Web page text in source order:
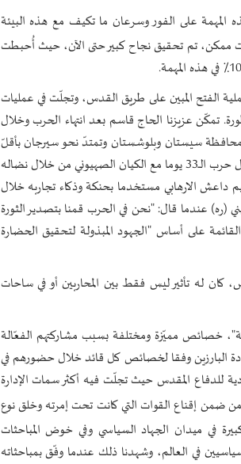
المهمة على الفور وسرعان ما تكيف مع هذه البيئة
وقت ممكن، تم تحقيق نجاح كبير حتى الآن، حيث أُحبطت
الفتح المبين على طريق القدس، وتجلّت في عمليات
5 نشهد بشكل مباشر قدراتهم المتطورة. تمكّن عزيزنا الحاج قاسم بعد انتهاء الحرب وخلال
محافظة سيستان وبلوشستان وتمتدّ نحو سيرجان بأقلّ
تكلفة وبأكثر الوسائل المتاحة و قواته و من ضمن الاستفادة من مشاركة أهالي المنطقة، كما تألّق خلال حرب الــ33 يوما مع الكيان الصهيوني من خلال نضاله
داعش الارهابي مستخدما بحنكة وذكاء تجاربه خلال
(ره) عندما قال: "نحن في الحرب قمنا بتصدير الثورة
على أساس "الجهود المبذولة لتحقيق الحضارة
كان له تأثير ليس فقط بين المحاربين أو في ساحات
خصائص مميّزة ومختلفة بسبب مشاركتهم الفعّالة
البارزين وفقا لخصائص كل قائد خلال حضورهم في
للدفاع المقدس حيث تجلّت فيه أكثر سمات الإدارة
ضمن إقناع القوات التي كانت تحت إمرته وخلق نوع
في ميدان الجهاد السياسي وفي خوض المباحثات
في العالم، وشهدنا ذلك عندما وفّق بمباحثاته